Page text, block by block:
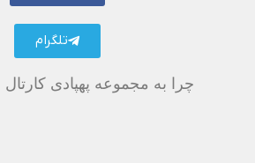
تلگرام
چرا به مجموعه پهپادی کارتال